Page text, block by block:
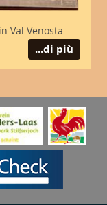
Val Venosta
...di più